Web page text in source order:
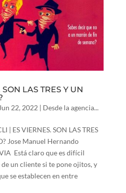
LAS TRES Y UN
Jun 22, 2022 | Desde la agencia...
| ES VIERNES. SON LAS TRES
Jose Manuel Hernando
Está claro que es difícil
un cliente si te pone ojitos, y
se establecen en entre